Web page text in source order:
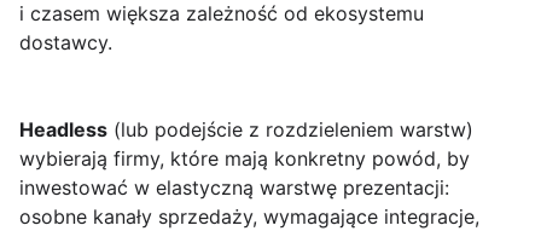
i czasem większa zależność od ekosystemu
dostawcy.
Headless (lub podejście z rozdzieleniem warstw)
wybierają firmy, które mają konkretny powód, by
inwestować w elastyczną warstwę prezentacji:
osobne kanały sprzedaży, wymagające integracje,